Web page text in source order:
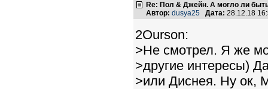
Re: Пол & Джейн. А могло ли
Автор: dusya25 Дата: 28.12.18
2Ourson:
>Не смотрел. Я же
>другие интересы)
>или Диснея. Ну ок,